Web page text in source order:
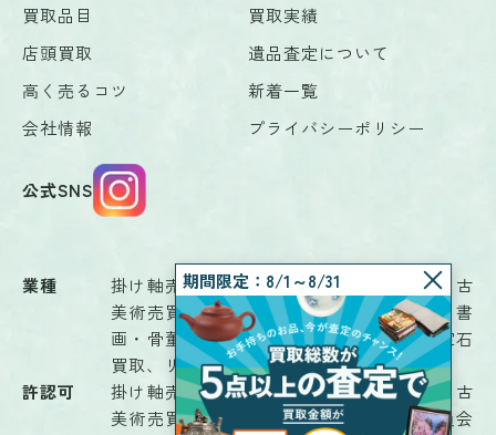
期間限定：8/1～8/31
買取品目
買取実績
店頭買取
遺品査定について
高く売るコツ
新着一覧
会社情報
プライバシーポリシー
公式SNS
業種
掛け軸売買、骨董品鑑定業、骨董品売買、古
美術売買、古物商、茶道具、書画鑑定業、書
画・骨董品商、書画売買、古道具販売、宝石
買取、リサイクルショップ、解体業
許認可
掛け軸売買、骨董品鑑定業、骨董品売買、古
美術売買、古物（古物商）富山県公安委員会